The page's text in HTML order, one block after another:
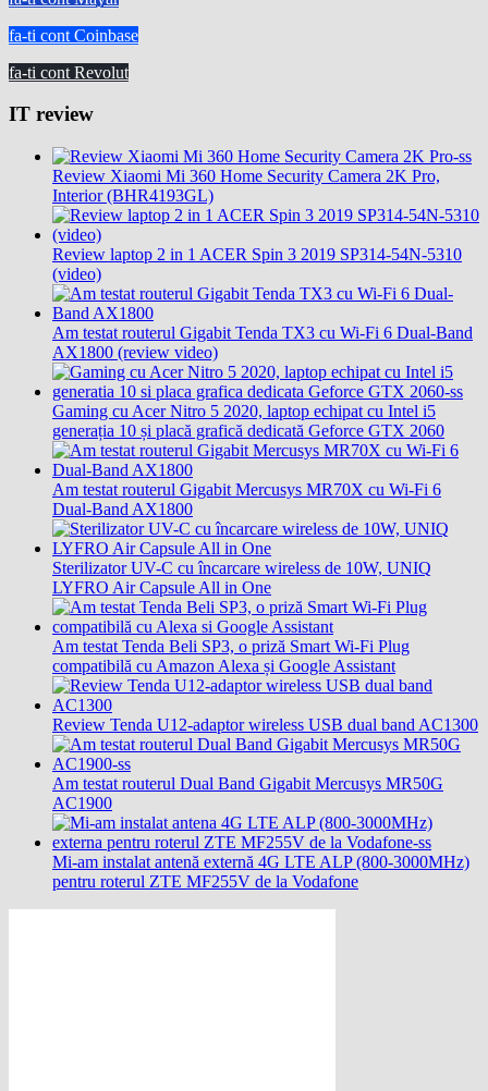
fa-ti cont Coinbase
fa-ti cont Revolut
IT review
Review Xiaomi Mi 360 Home Security Camera 2K Pro,
Interior (BHR4193GL)
Review laptop 2 in 1 ACER Spin 3 2019 SP314-54N-5310
(video)
Am testat routerul Gigabit Tenda TX3 cu Wi-Fi 6 Dual-Band
AX1800 (review video)
Gaming cu Acer Nitro 5 2020, laptop echipat cu Intel i5
generația 10 și placă grafică dedicată Geforce GTX 2060
Am testat routerul Gigabit Mercusys MR70X cu Wi-Fi 6
Dual-Band AX1800
Sterilizator UV-C cu încarcare wireless de 10W, UNIQ
LYFRO Air Capsule All in One
Am testat Tenda Beli SP3, o priză Smart Wi-Fi Plug
compatibilă cu Amazon Alexa și Google Assistant
Review Tenda U12-adaptor wireless USB dual band AC1300
Am testat routerul Dual Band Gigabit Mercusys MR50G
AC1900
Mi-am instalat antenă externă 4G LTE ALP (800-3000MHz)
pentru roterul ZTE MF255V de la Vodafone